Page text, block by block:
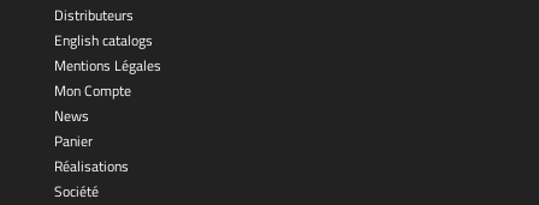
Distributeurs
English catalogs
Mentions Légales
Mon Compte
News
Panier
Réalisations
Société